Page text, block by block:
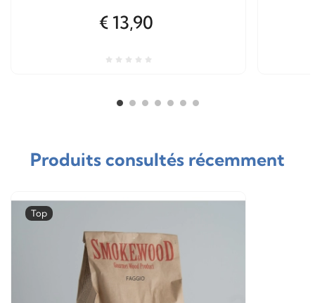
€ 13,90
Produits consultés récemment
Top